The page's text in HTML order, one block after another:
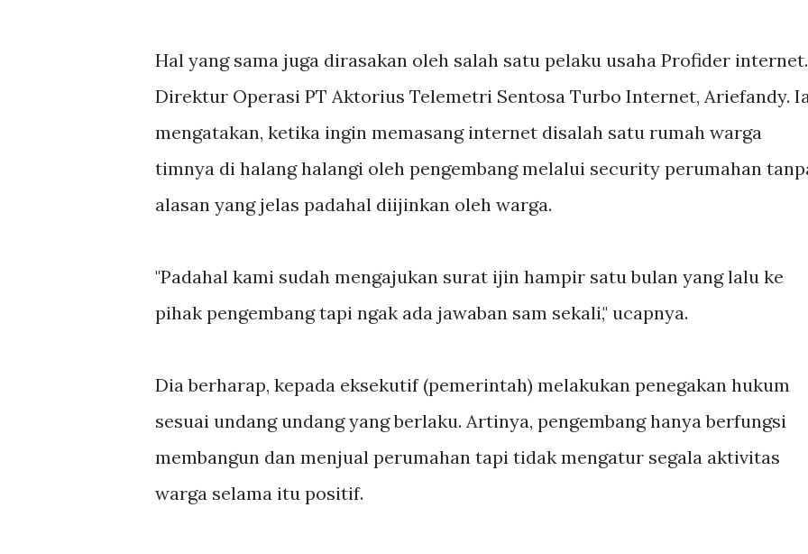
Hal yang sama juga dirasakan oleh salah satu pelaku usaha Profider internet.
Direktur Operasi PT Aktorius Telemetri Sentosa Turbo Internet, Ariefandy.
mengatakan, ketika ingin memasang internet disalah satu rumah warga
timnya di halang halangi oleh pengembang melalui security perumahan
alasan yang jelas padahal diijinkan oleh warga.
"Padahal kami sudah mengajukan surat ijin hampir satu bulan yang lalu ke
pihak pengembang tapi ngak ada jawaban sam sekali," ucapnya.
Dia berharap, kepada eksekutif (pemerintah) melakukan penegakan hukum
sesuai undang undang yang berlaku. Artinya, pengembang hanya berfungsi
membangun dan menjual perumahan tapi tidak mengatur segala aktivitas
warga selama itu positif.